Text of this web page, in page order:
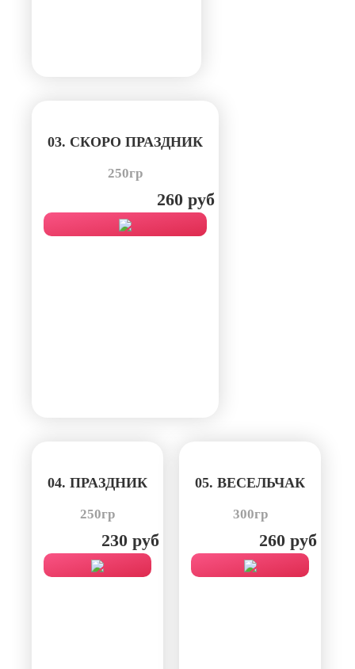
03. СКОРО ПРАЗДНИК
250гр
260 руб
04. ПРАЗДНИК
250гр
230 руб
05. ВЕСЕЛЬЧАК
300гр
260 руб